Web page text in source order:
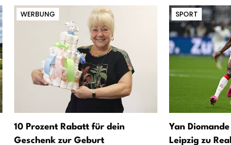
WERBUNG
10 Prozent Rabatt für dein
Geschenk zur Geburt
SPORT
Yan
Leipzig zu